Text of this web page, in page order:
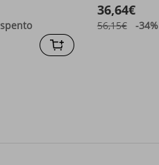
spento
36,64€
56,15€ -34%